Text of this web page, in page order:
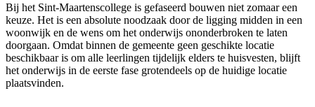
Bij het Sint-Maartenscollege is gefaseerd bouwen niet zomaar een
keuze. Het is een absolute noodzaak door de ligging midden in een
woonwijk en de wens om het onderwijs ononderbroken te laten
doorgaan. Omdat binnen de gemeente geen geschikte locatie
beschikbaar is om alle leerlingen tijdelijk elders te huisvesten, blijft
het onderwijs in de eerste fase grotendeels op de huidige locatie
plaatsvinden.